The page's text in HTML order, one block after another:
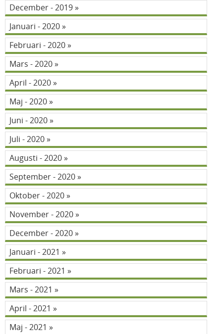
December - 2019
Januari - 2020
Februari - 2020
Mars - 2020
April - 2020
Maj - 2020
Juni - 2020
Juli - 2020
Augusti - 2020
September - 2020
Oktober - 2020
November - 2020
December - 2020
Januari - 2021
Februari - 2021
Mars - 2021
April - 2021
Maj - 2021